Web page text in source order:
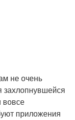
не очень
захлопнувшейся
вовсе
приложения